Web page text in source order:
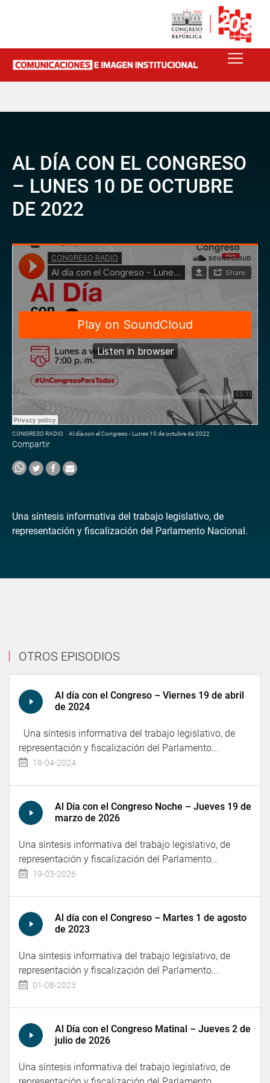
AL DÍA CON EL CONGRESO
– LUNES 10 DE OCTUBRE
DE 2022
CONGRESO RADIO · Al día con el Congreso - Lunes 10 de octubre de 2022
Compartir
Una síntesis informativa del trabajo legislativo, de
representación y fiscalización del Parlamento Nacional.
OTROS EPISODIOS
Al día con el Congreso – Viernes 19 de abril
de 2024
Una síntesis informativa del trabajo legislativo, de
representación y fiscalización del Parlamento...
19-04-2024
Al Día con el Congreso Noche – Jueves 19 de
marzo de 2026
Una síntesis informativa del trabajo legislativo, de
representación y fiscalización del Parlamento...
19-03-2026
Al día con el Congreso – Martes 1 de agosto
de 2023
Una síntesis informativa del trabajo legislativo, de
representación y fiscalización del Parlamento...
01-08-2023
Al Día con el Congreso Matinal – Jueves 2 de
julio de 2026
Una síntesis informativa del trabajo legislativo, de